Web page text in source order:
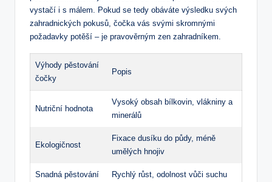
vystačí i s málem. Pokud se tedy obáváte výsledku svých
zahradnických pokusů, čočka vás svými skromnými
požadavky potěší – je pravověrným zen zahradníkem.
Výhody pěstování
čočky
Popis
Nutriční hodnota
Vysoký obsah bílkovin, vlákniny a
minerálů
Ekologičnost
Fixace dusíku do půdy, méně
umělých hnojiv
Snadná pěstování Rychlý růst, odolnost vůči suchu